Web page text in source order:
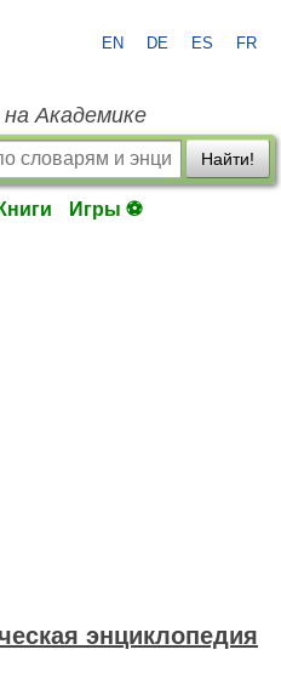
EN DE ES FR
Академике
Найти!
Книги Игры ⚽
энциклопедия